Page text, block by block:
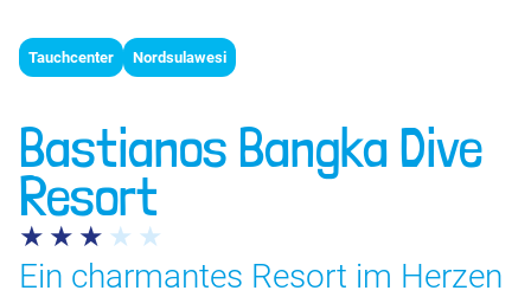
Tauchcenter Nordsulawesi
Bastianos Bangka Dive
Resort
Ein charmantes Resort im Herzen